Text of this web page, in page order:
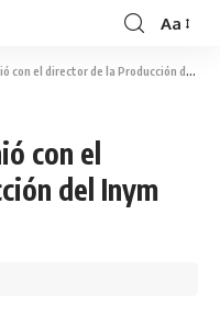
Aa
de la Producción del Inym Marcelo Hacklander
con el
del Inym